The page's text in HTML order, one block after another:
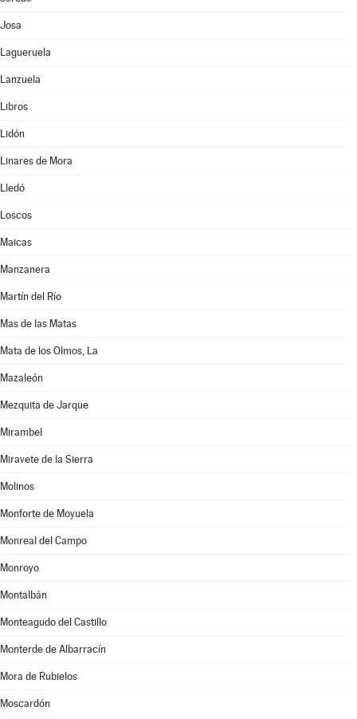
Josa
Lagueruela
Lanzuela
Libros
Lidón
Linares de Mora
Lledó
Loscos
Maicas
Manzanera
Martín del Río
Mas de las Matas
Mata de los Olmos, La
Mazaleón
Mezquita de Jarque
Mirambel
Miravete de la Sierra
Molinos
Monforte de Moyuela
Monreal del Campo
Monroyo
Montalbán
Monteagudo del Castillo
Monterde de Albarracín
Mora de Rubielos
Moscardón